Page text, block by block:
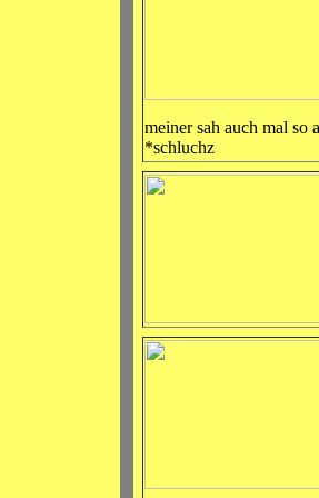
meiner sah auch mal so
*schluchz